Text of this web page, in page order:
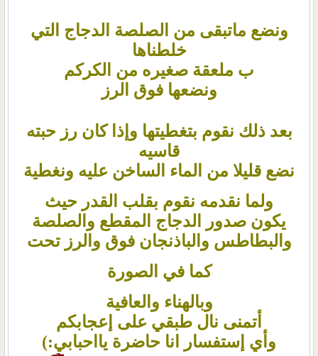
ونضع ماتبقى من الصلصة الدجاج التي
خلطناها
ب ملعقة صغيره من الكركم
ونضعها فوق الرز
بعد ذلك نقوم بتغطيتها وإذا كان رز حبته
قاسيه
نضع قليلا من الماء الساخن عليه ونغطية
ولما نقدمه نقوم بقلب القدر حيث
يكون صدور الدجاج المقطع والصلصة
والبطاطس والباذنجان فوق والرز تحت
كما في الصورة
وبالهناء والعافية
أتمنى نال طبقي على إعجابكم
وأي إستفسار انا حاضرة يااحبابي:)